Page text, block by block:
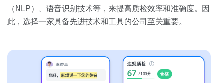
交易跟进
（NLP）、语音识别技术等，来提高质检效率和准确度。因
此，选择一家具备先进技术和工具的公司至关重要。